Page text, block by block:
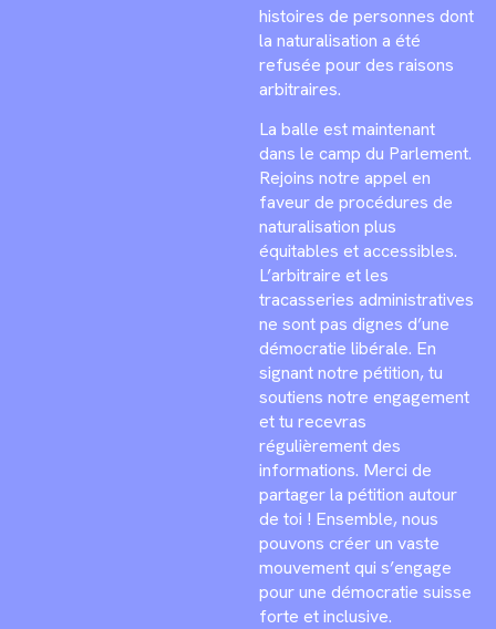
histoires de personnes dont
la naturalisation a été
refusée pour des raisons
arbitraires.
La balle est maintenant
dans le camp du Parlement.
Rejoins notre appel en
faveur de procédures de
naturalisation plus
équitables et accessibles.
L’arbitraire et les
tracasseries administratives
ne sont pas dignes d’une
démocratie libérale. En
signant notre pétition, tu
soutiens notre engagement
et tu recevras
régulièrement des
informations. Merci de
partager la pétition autour
de toi ! Ensemble, nous
pouvons créer un vaste
mouvement qui s’engage
pour une démocratie suisse
forte et inclusive.